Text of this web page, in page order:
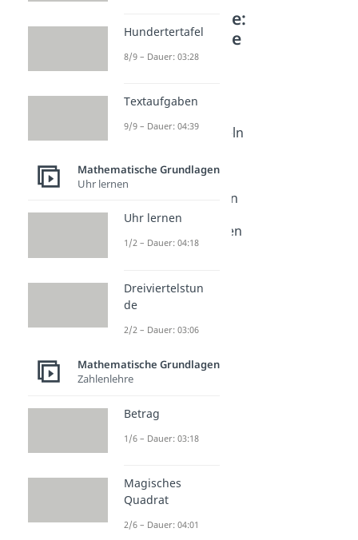
Weitere Inhalte:
Mathematische
Grundlagen
Bruchrechnen
Bruchrechnen Regeln
Brüche addieren
Dauer: 04:44
Brüche subtrahieren
Dauer: 04:20
Brüche multiplizieren
Dauer: 04:14
Brüche kürzen
Dauer: 03:38
Brüche erweitern
Hundertertafel
8/9 – Dauer: 03:28
Textaufgaben
9/9 – Dauer: 04:39
Mathematische Grundlagen
Uhr lernen
Uhr lernen
1/2 – Dauer: 04:18
Dreiviertelstun
de
2/2 – Dauer: 03:06
Mathematische Grundlagen
Zahlenlehre
Betrag
1/6 – Dauer: 03:18
Magisches
Quadrat
2/6 – Dauer: 04:01